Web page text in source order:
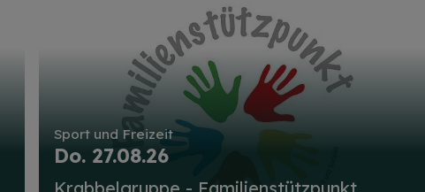
Sport und Freizeit
Do. 27.08.26